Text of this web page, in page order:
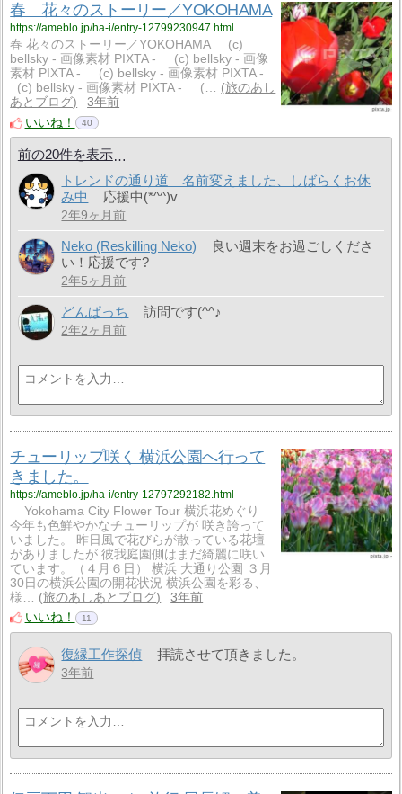
春 花々のストーリー／YOKOHAMA
https://ameblo.jp/ha-i/entry-12799230947.html
春 花々のストーリー／YOKOHAMA (c)
bellsky - 画像素材 PIXTA - (c) bellsky - 画像
素材 PIXTA - (c) bellsky - 画像素材 PIXTA -
(c) bellsky - 画像素材 PIXTA - (…
旅のあし
あとブログ
3年前
いいね！
40
前の20件を表示
トレンドの通り道 名前変えました、しばらくお休
み中
応援中(*^^)v
2年9ヶ月前
Neko (Reskilling Neko)
良い週末をお過ごしくださ
い！応援です?
2年5ヶ月前
どんぱっち 訪問です(^^♪
2年2ヶ月前
チューリップ咲く 横浜公園へ行って
きました。
https://ameblo.jp/ha-i/entry-12797292182.html
Yokohama City Flower Tour 横浜花めぐり
今年も色鮮やかなチューリップが 咲き誇って
いました。 昨日風で花びらが散っている花壇
がありましたが 彼我庭園側はまだ綺麗に咲い
ています。（４月６日） 横浜 大通り公園 ３月
30日の横浜公園の開花状況 横浜公園を彩る、
様…
旅のあしあとブログ
3年前
いいね！
11
復縁工作探偵 拝読させて頂きました。
3年前